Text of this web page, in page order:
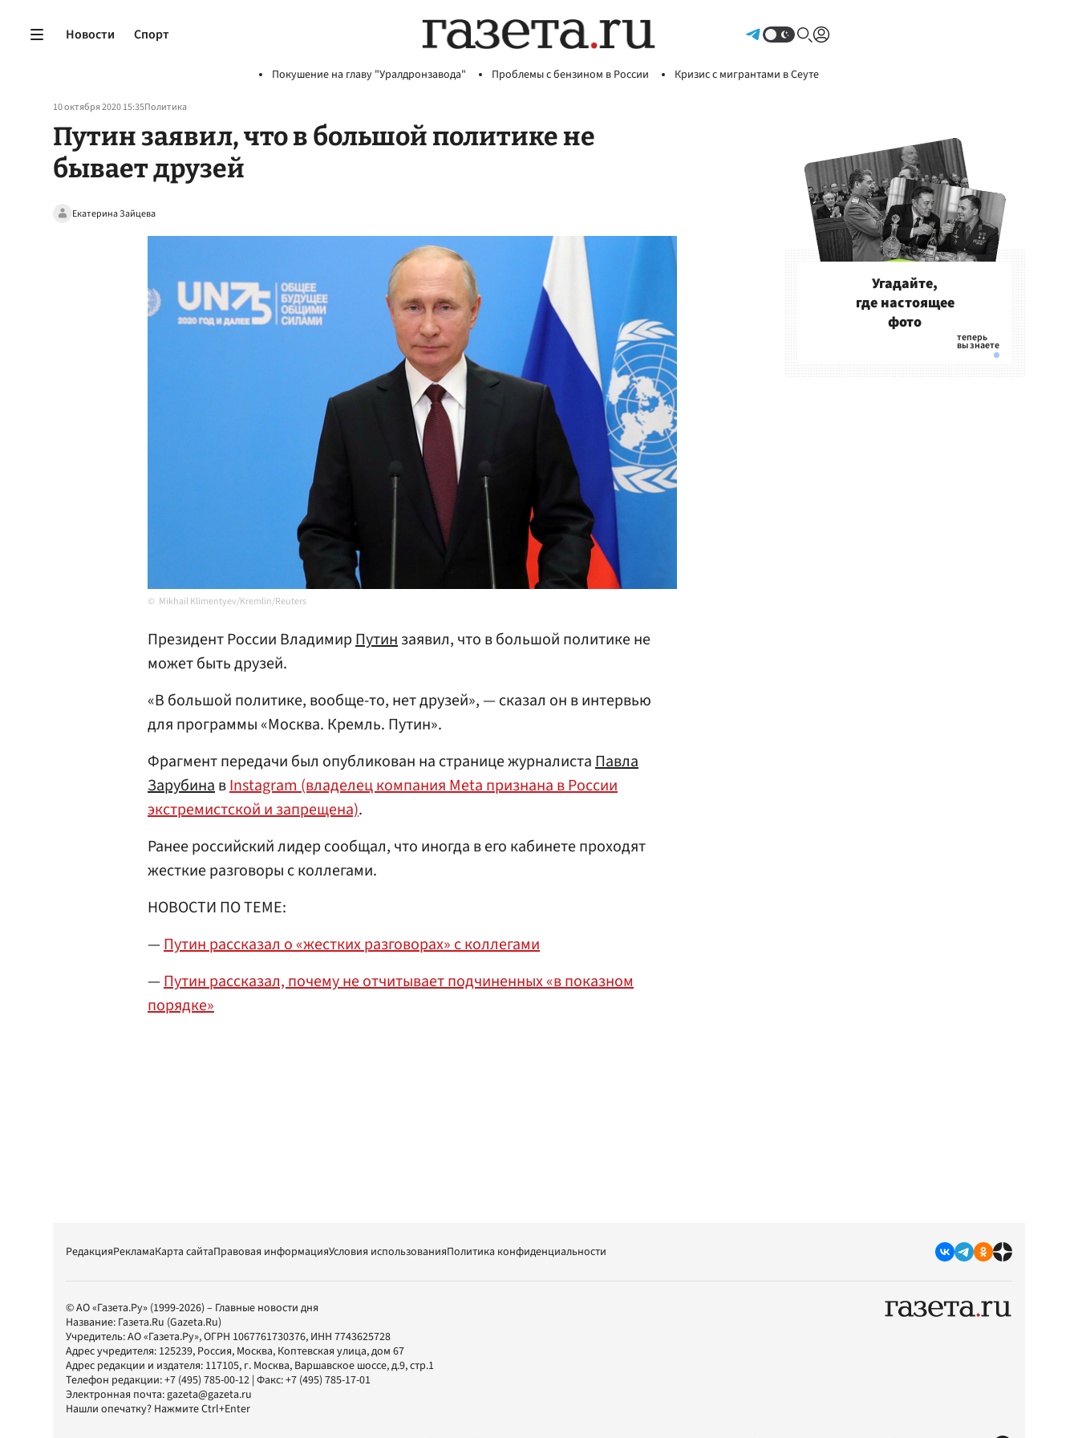
Новости Спорт
Покушение на главу "Уралдронзавода" Проблемы с бензином в России Кризис с мигрантами в Сеуте
10 октября 2020 15:35Политика
Путин заявил, что в большой политике не
бывает друзей
Екатерина Зайцева
Mikhail Klimentyev/Kremlin/Reuters
Президент России ВладимирПутинзаявил, что в большой политике не
может быть друзей.
«В большой политике, вообще-то, нет друзей», — сказал он в интервью
для программы «Москва. Кремль. Путин».
Фрагмент передачи был опубликован на странице журналистаПавла
ЗарубинавInstagram (владелец компания Meta признана в России
экстремистской и запрещена).
Ранее российский лидер сообщал, что иногда в его кабинете проходят
жесткие разговоры с коллегами.
НОВОСТИ ПО ТЕМЕ:
—Путин рассказал о «жестких разговорах» с коллегами
—Путин рассказал, почему не отчитывает подчиненных «в показном
порядке»
Угадайте,
где настоящее
фото
РедакцияРекламаКарта сайтаПравовая информацияУсловия использованияПолитика конфиденциальности
© АО «Газета.Ру» (1999-2026) – Главные новости дня
Название: Газета.Ru (Gazeta.Ru)
Учредитель:АО «Газета.Ру», ОГРН 1067761730376, ИНН 7743625728
Адрес учредителя: 125239, Россия, Москва, Коптевская улица, дом 67
Адрес редакции и издателя: 117105, г. Москва, Варшавское шоссе, д.9, стр.1
Телефон редакции:+7 (495) 785-00-12 | Факс:+7 (495) 785-17-01
Электронная почта:gazeta@gazeta.ru
Нашли опечатку? Нажмите Ctrl+Enter